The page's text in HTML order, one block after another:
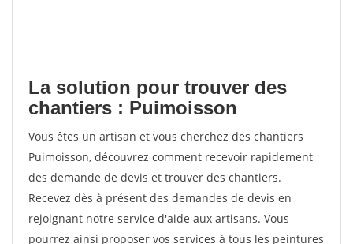
La solution pour trouver des
chantiers : Puimoisson
Vous êtes un artisan et vous cherchez des chantiers
Puimoisson, découvrez comment recevoir rapidement
des demande de devis et trouver des chantiers.
Recevez dès à présent des demandes de devis en
rejoignant notre service d'aide aux artisans. Vous
pourrez ainsi proposer vos services à tous les peintures